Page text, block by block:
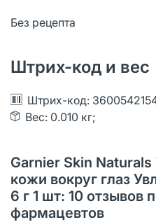
Без рецепта
Штрих-код и вес
Штрих-код:
Вес: 0.010 кг;
Garnier Skin
кожи вокруг глаз
6 г 1 шт: 10 отзывов
фармацевтов